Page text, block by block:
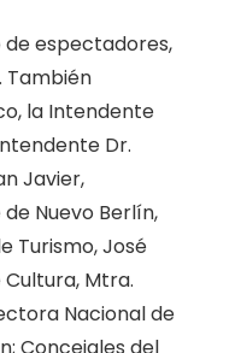
espectadores,
También
la Intendente
Dr.
Javier,
Nuevo Berlín,
Turismo, José
Cultura, Mtra.
Nacional de